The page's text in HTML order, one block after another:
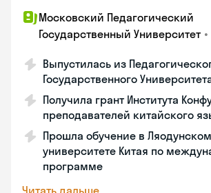
Московский Педагогический
Государственный Университет •
Выпустилась из
Государственного
Получила грант Института
преподавателей китайского
Прошла обучение в Ляодунском
университете Китая по
программе
Читать дальше